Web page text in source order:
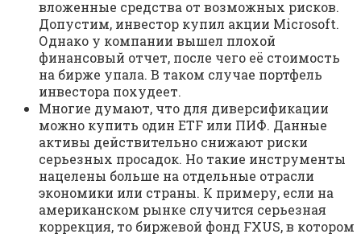
вложенные средства от возможных рисков.
Допустим, инвестор купил акции Microsoft.
Однако у компании вышел плохой
финансовый отчет, после чего её стоимость
на бирже упала. В таком случае портфель
инвестора похудеет.
Многие думают, что для диверсификации
можно купить один ETF или ПИФ. Данные
активы действительно снижают риски
серьезных просадок. Но такие инструменты
нацелены больше на отдельные отрасли
экономики или страны. К примеру, если на
американском рынке случится серьезная
коррекция, то биржевой фонд FXUS, в котором